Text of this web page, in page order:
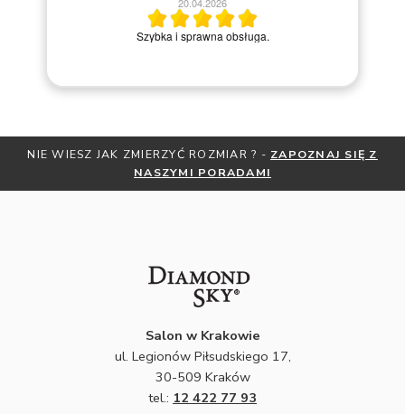
20.04.2026
Szybka i sprawna obsługa.
NIE WIESZ JAK ZMIERZYĆ ROZMIAR ? - ZAPOZNAJ SIĘ Z
NASZYMI PORADAMI
Salon w Krakowie
ul. Legionów Piłsudskiego 17,
30-509 Kraków
tel.: 12 422 77 93